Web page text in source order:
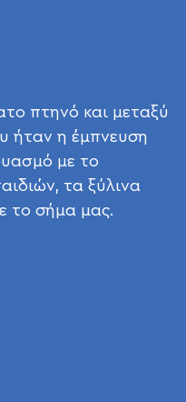
πτηνό και μεταξύ
ήταν η έμπνευση
με το
τα ξύλινα
το σήμα μας.